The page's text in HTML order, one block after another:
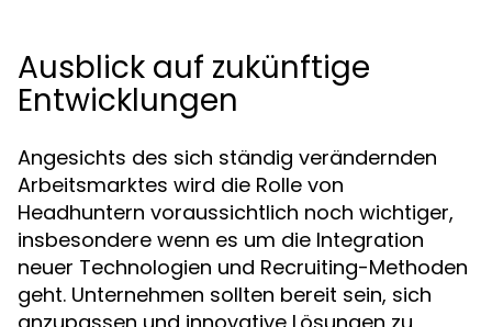
Ausblick auf zukünftige
Entwicklungen
Angesichts des sich ständig verändernden
Arbeitsmarktes wird die Rolle von
Headhuntern voraussichtlich noch wichtiger,
insbesondere wenn es um die Integration
neuer Technologien und Recruiting-Methoden
geht. Unternehmen sollten bereit sein, sich